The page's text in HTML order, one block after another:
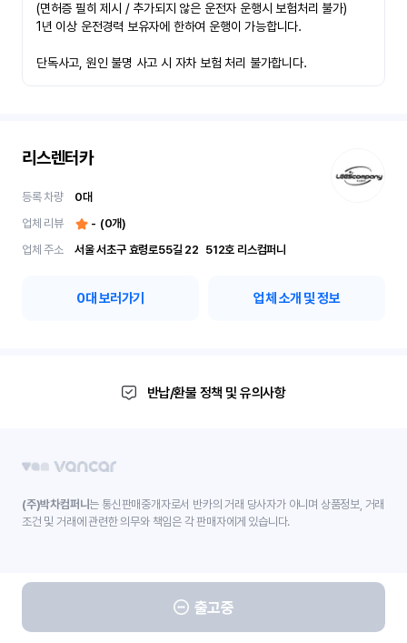
(면허증 필히 제시 / 추가되지 않은 운전자 운행시 보험처리 불가)
1년 이상 운전경력 보유자에 한하여 운행이 가능합니다.
단독사고, 원인 불명 사고 시 자차 보험 처리 불가합니다.
리스렌터카
등록 차량 0대
업체 리뷰
- (0개)
업체 주소
서울 서초구 효령로55길 22	512호 리스컴퍼니
0대 보러가기 업체 소개 및 정보
반납/환불 정책 및 유의사항
출고중
(주)박차컴퍼니는 통신판매중개자로서 반카의 거래 당사자가 아니며 상품정보, 거래
조건 및 거래에 관련한 의무와 책임은 각 판매자에게 있습니다.